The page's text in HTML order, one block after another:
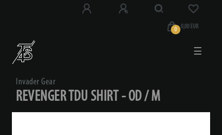
0 0,00 EUR
☰
Invader Gear
REVENGER TDU SHIRT - OD / M